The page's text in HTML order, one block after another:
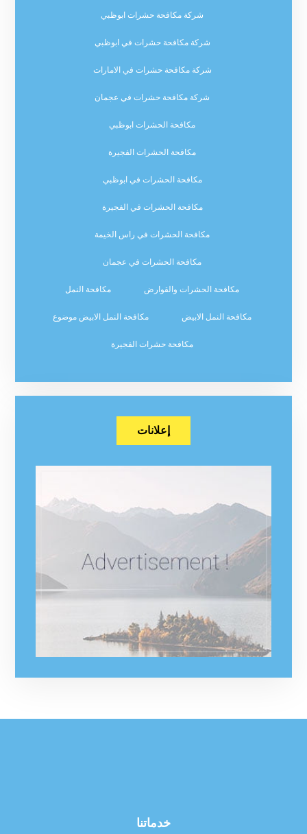
شركة مكافحة حشرات ابوظبي
شركة مكافحة حشرات في ابوظبي
شركة مكافحة حشرات في الامارات
شركة مكافحة حشرات في عجمان
مكافحة الحشرات ابوظبي
مكافحة الحشرات الفجيرة
مكافحة الحشرات في ابوظبي
مكافحة الحشرات في الفجيرة
مكافحة الحشرات في راس الخيمة
مكافحة الحشرات في عجمان
مكافحة الحشرات والقوارض مكافحة النمل
مكافحة النمل الابيض مكافحة النمل الابيض موضوع
مكافحة حشرات الفجيرة
إعلانات
خدماتنا